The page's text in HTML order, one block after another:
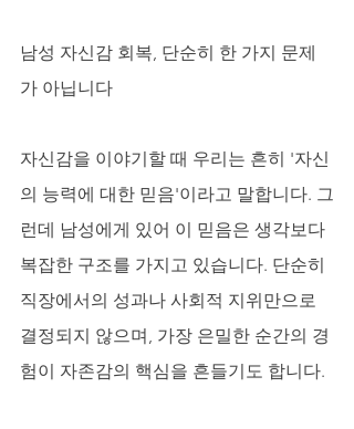
남성 자신감 회복, 단순히 한 가지 문제
가 아닙니다
자신감을 이야기할 때 우리는 흔히 '자신
의 능력에 대한 믿음'이라고 말합니다. 그
런데 남성에게 있어 이 믿음은 생각보다
복잡한 구조를 가지고 있습니다. 단순히
직장에서의 성과나 사회적 지위만으로
결정되지 않으며, 가장 은밀한 순간의 경
험이 자존감의 핵심을 흔들기도 합니다.